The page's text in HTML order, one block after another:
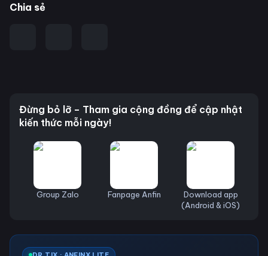
Chia sẻ
Đừng bỏ lỡ – Tham gia cộng đồng để cập nhật
kiến thức mỗi ngày!
Group Zalo Fanpage Anfin
Download app
(Android & iOS)